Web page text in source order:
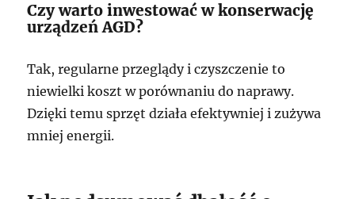
Czy warto inwestować w konserwację
urządzeń AGD?
Tak, regularne przeglądy i czyszczenie to
niewielki koszt w porównaniu do naprawy.
Dzięki temu sprzęt działa efektywniej i zużywa
mniej energii.